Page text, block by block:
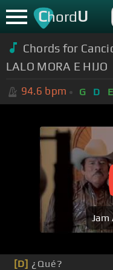
ChordU
Chords for
LALO MORA E HIJO
94.6 bpm G D E
Jam
[D] ¿Qué?